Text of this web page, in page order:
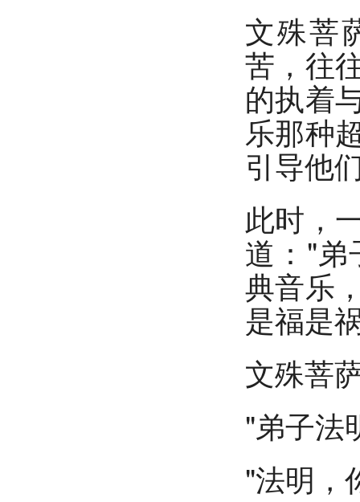
文殊菩
苦，往
的执着
乐那种
引导他
此时，
道："弟
典音乐
是福是
文殊菩
"弟子法
"法明，